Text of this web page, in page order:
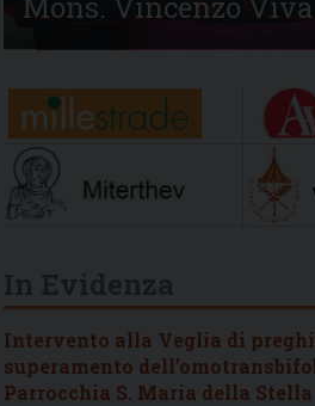
Intervento alla Veglia di
superamento
Parrocchia S. Maria della Stella